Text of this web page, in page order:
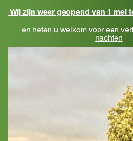
Wij zijn weer geopend van 1 mei
en heten u welkom voor een
nachten